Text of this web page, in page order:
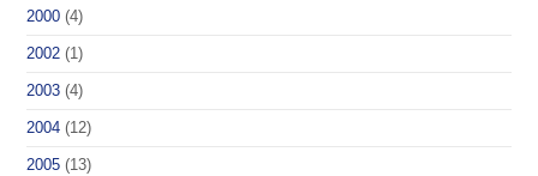
2000 (4)
2002 (1)
2003 (4)
2004 (12)
2005 (13)